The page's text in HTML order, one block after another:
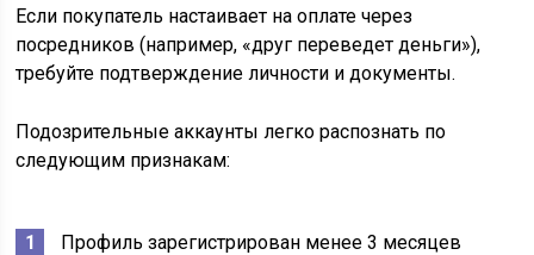
Если покупатель настаивает на оплате через
посредников (например, «друг переведет деньги»),
требуйте подтверждение личности и документы.
Подозрительные аккаунты легко распознать по
следующим признакам:
Профиль зарегистрирован менее 3 месяцев